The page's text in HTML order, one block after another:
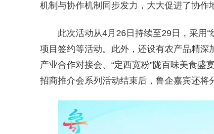
机制与协作机制同步发力，大大促进了协作
此次活动从4月26日持续至29日，采用“
项目签约等活动。此外，还设有农产品精
产业合作对接会、“定西宽粉”陇百味美食盛
招商推介会系列活动结束后，鲁企嘉宾还将